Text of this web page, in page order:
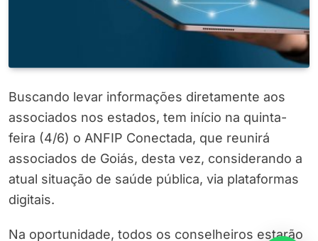
Buscando levar informações diretamente aos
associados nos estados, tem início na quinta-
feira (4/6) o ANFIP Conectada, que reunirá
associados de Goiás, desta vez, considerando a
atual situação de saúde pública, via plataformas
digitais.
Na oportunidade, todos os conselheiros estarão